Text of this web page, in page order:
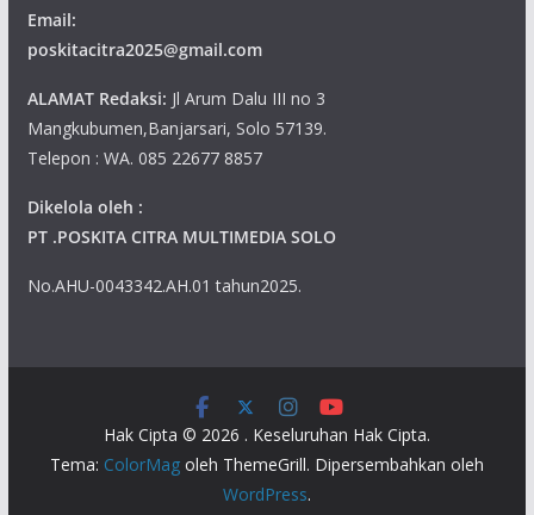
Email:
poskitacitra2025@gmail.com
ALAMAT Redaksi: Jl Arum Dalu III no 3
Mangkubumen,Banjarsari, Solo 57139.
Telepon : WA. 085 22677 8857
Dikelola oleh :
PT .POSKITA CITRA MULTIMEDIA SOLO
No.AHU-0043342.AH.01 tahun2025.
Hak Cipta © 2026 . Keseluruhan Hak Cipta.
Tema: ColorMagoleh ThemeGrill. Dipersembahkan oleh
WordPress.